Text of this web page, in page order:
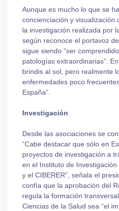
Aunque es mucho lo que se
concienciación y visualización
la investigación realizada por
según reconoce el portavoz
sigue siendo “ser
patologías extraordinarias”.
brindis al sol, pero realmente
enfermedades poco
España”.
Investigación
Desde las asociaciones se
“Cabe destacar que sólo en
proyectos de investigación a
en el Instituto de
y el CIBERER”, señala el
confía que la aprobación del
regula la formación
Ciencias de la Salud sea “el